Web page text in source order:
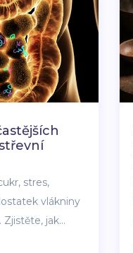
stres,
vlákniny
Zjistěte, jak